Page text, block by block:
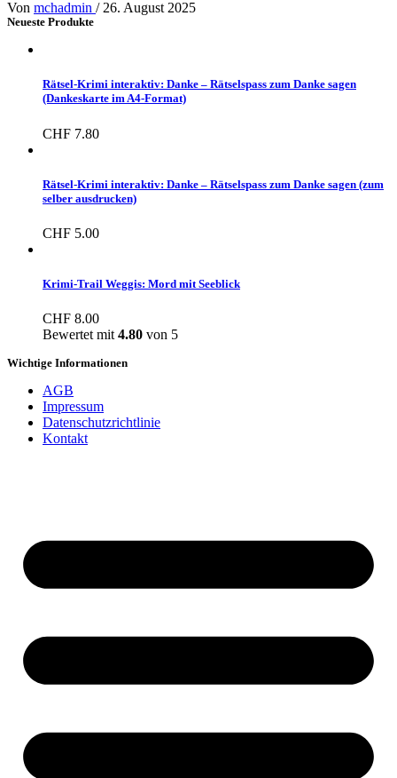
Von mchadmin / 26. August 2025
Neueste Produkte
Rätsel-Krimi interaktiv: Danke – Rätselspass zum Danke sagen
(Dankeskarte im A4-Format)
CHF 7.80
Rätsel-Krimi interaktiv: Danke – Rätselspass zum Danke sagen (zum
selber ausdrucken)
CHF 5.00
Krimi-Trail Weggis: Mord mit Seeblick
CHF 8.00
Bewertet mit 4.80 von 5
Wichtige Informationen
AGB
Impressum
Datenschutzrichtlinie
Kontakt